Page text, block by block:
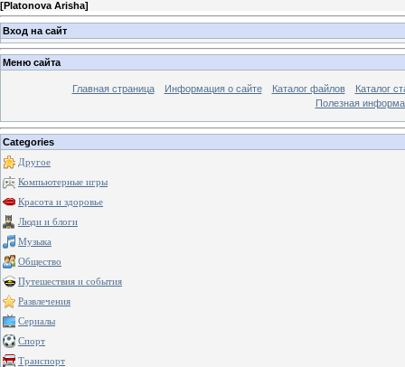
[Platonova Arisha]
Вход на сайт
Меню сайта
Главная страница Информация о сайте Каталог файлов
Каталог
Полезная
Categories
Другое
Компьютерные игры
Красота и здоровье
Люди и блоги
Музыка
Общество
Путешествия и события
Развлечения
Сериалы
Спорт
Транспорт